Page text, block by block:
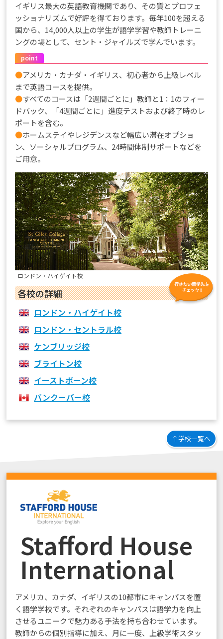
イギリス最大の英語教育機関であり、その質とプロフェ
ッショナリズムで好評を得ております。毎年100を超える
国から、14,000人以上の学生が語学学習や教師トレーニ
ングの場として、セント・ジャイルズで学んでいます。
point
●アメリカ・カナダ・イギリス、初心者から上級レベル
まで英語コースを提供。
●すべてのコースは「2週間ごとに」教師と1：1のフィー
ドバック、「4週間ごとに」進度テストおよび終了時のレ
ポートを含む。
●ホームステイやレジデンスなど幅広い滞在オプショ
ン、ソーシャルプログラム、24時間体制サポートなどを
ご用意。
ロンドン・ハイゲイト校
各校の詳細
ロンドン・ハイゲイト校
ロンドン・セントラル校
ケンブリッジ校
ブライトン校
イーストボーン校
バンクーバー校
↑学校一覧へ
Stafford House
International
アメリカ、カナダ、イギリスの10都市にキャンパスを置
く語学学校です。それぞれのキャンパスは語学力を向上
させるユニークで魅力ある手法を持ち合わせています。
教師からの個別指導に加え、月に一度、上級学術スタッ